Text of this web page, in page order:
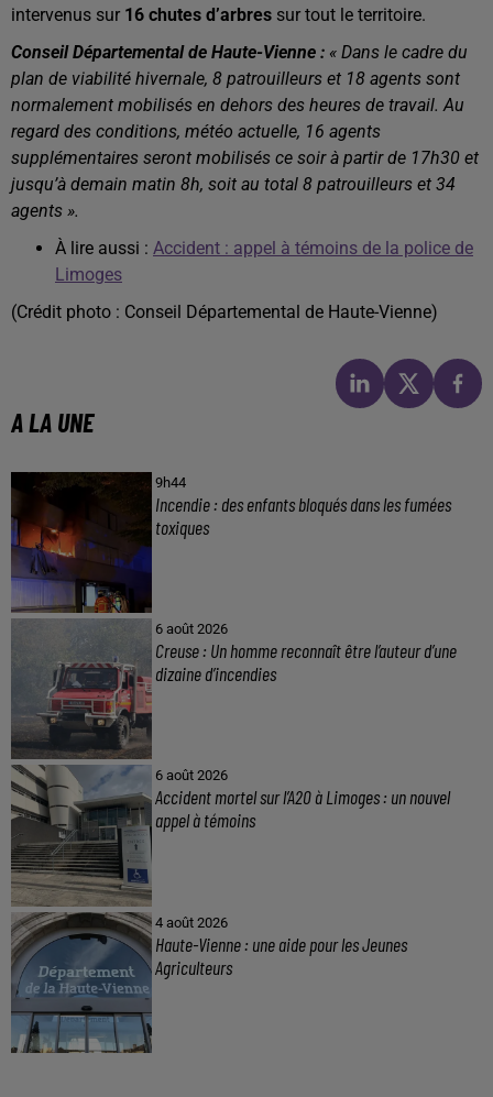
intervenus sur 16 chutes d’arbres sur tout le territoire.
Conseil Départemental de Haute-Vienne : « Dans le cadre du
plan de viabilité hivernale, 8 patrouilleurs et 18 agents sont
normalement mobilisés en dehors des heures de travail. Au
regard des conditions, météo actuelle, 16 agents
supplémentaires seront mobilisés ce soir à partir de 17h30 et
jusqu’à demain matin 8h, soit au total 8 patrouilleurs et 34
agents ».
À lire aussi : Accident : appel à témoins de la police de
Limoges
(Crédit photo : Conseil Départemental de Haute-Vienne)
A LA UNE
9h44
Incendie : des enfants bloqués dans les fumées
toxiques
6 août 2026
Creuse : Un homme reconnaît être l’auteur d’une
dizaine d’incendies
6 août 2026
Accident mortel sur l’A20 à Limoges : un nouvel
appel à témoins
4 août 2026
Haute-Vienne : une aide pour les Jeunes
Agriculteurs